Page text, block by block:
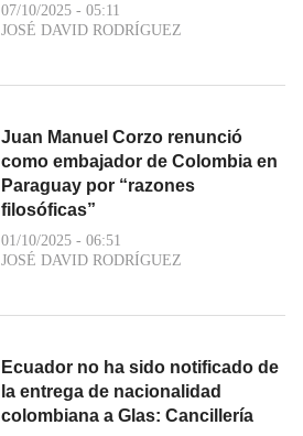
07/10/2025 - 05:11
JOSÉ DAVID RODRÍGUEZ
Juan Manuel Corzo renunció
como embajador de Colombia en
Paraguay por “razones
filosóficas”
01/10/2025 - 06:51
JOSÉ DAVID RODRÍGUEZ
Ecuador no ha sido notificado de
la entrega de nacionalidad
colombiana a Glas: Cancillería